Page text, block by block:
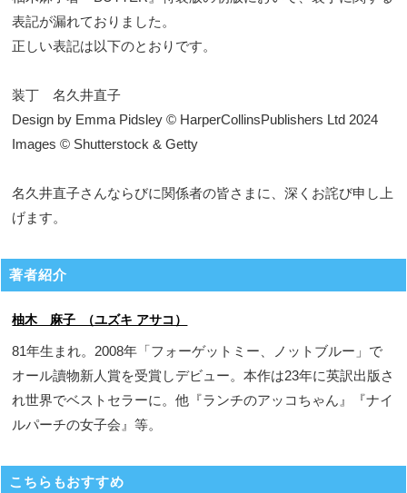
表記が漏れておりました。
正しい表記は以下のとおりです。
装丁 名久井直子
Design by Emma Pidsley © HarperCollinsPublishers Ltd 2024
Images © Shutterstock & Getty
名久井直子さんならびに関係者の皆さまに、深くお詫び申し上
げます。
著者紹介
柚木 麻子 （ユズキ アサコ）
81年生まれ。2008年「フォーゲットミー、ノットブルー」で
オール讀物新人賞を受賞しデビュー。本作は23年に英訳出版さ
れ世界でベストセラーに。他『ランチのアッコちゃん』『ナイ
ルパーチの女子会』等。
こちらもおすすめ